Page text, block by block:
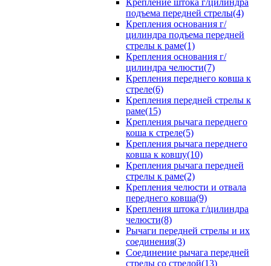
Крепление штока г/цилиндра
подъема передней стрелы(4)
Крепления основания г/
цилиндра подъема передней
стрелы к раме(1)
Крепления основания г/
цилиндра челюсти(7)
Крепления переднего ковша к
стреле(6)
Крепления передней стрелы к
раме(15)
Крепления рычага переднего
коша к стреле(5)
Крепления рычага переднего
ковша к ковшу(10)
Крепления рычага передней
стрелы к раме(2)
Крепления челюсти и отвала
переднего ковша(9)
Крепления штока г/цилиндра
челюсти(8)
Рычаги передней стрелы и их
соединения(3)
Соединение рычага передней
стрелы со стрелой(13)